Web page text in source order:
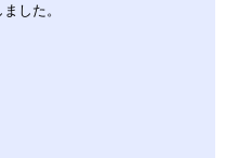
した。